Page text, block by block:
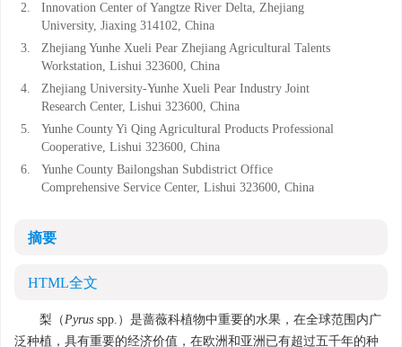
2.
Innovation Center of Yangtze River Delta, Zhejiang
University, Jiaxing 314102, China
3.
Zhejiang Yunhe Xueli Pear Zhejiang Agricultural Talents
Workstation, Lishui 323600, China
4.
Zhejiang University-Yunhe Xueli Pear Industry Joint
Research Center, Lishui 323600, China
5.
Yunhe County Yi Qing Agricultural Products Professional
Cooperative, Lishui 323600, China
6.
Yunhe County Bailongshan Subdistrict Office
Comprehensive Service Center, Lishui 323600, China
摘要
HTML全文
梨（Pyrus spp.）是蔷薇科植物中重要的水果，在全球范围内广
泛种植，具有重要的经济价值，在欧洲和亚洲已有超过五千年的种